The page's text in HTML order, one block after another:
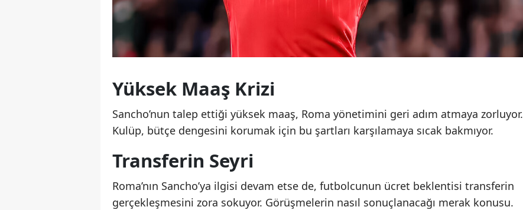
Yüksek Maaş Krizi
Sancho’nun talep ettiği yüksek maaş, Roma yönetimini geri adım atmaya zorluyor.
Kulüp, bütçe dengesini korumak için bu şartları karşılamaya sıcak bakmıyor.
Transferin Seyri
Roma’nın Sancho’ya ilgisi devam etse de, futbolcunun ücret beklentisi transferin
gerçekleşmesini zora sokuyor. Görüşmelerin nasıl sonuçlanacağı merak konusu.